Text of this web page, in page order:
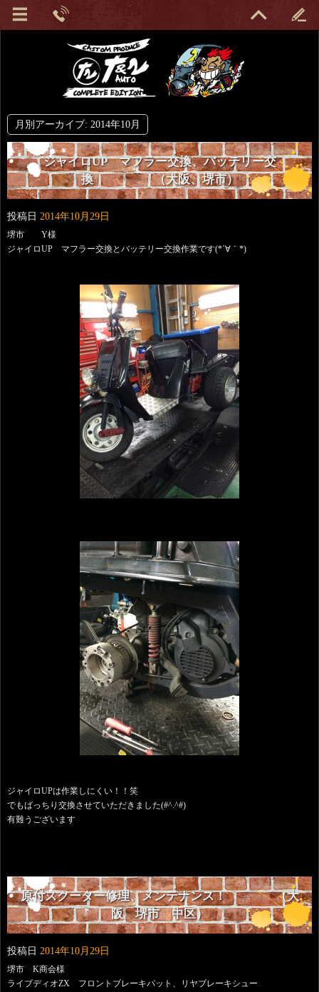
月別アーカイブ: 2014年10月
ジャイロUP マフラー交換、バッテリー交
換 （大阪、堺市）
投稿日 2014年10月29日
堺市 Y様
ジャイロUP マフラー交換とバッテリー交換作業です(*´∀｀*)
ジャイロUPは作業しにくい！！笑
でもばっちり交換させていただきました(#^.^#)
有難うございます
原付スクーター修理、メンテナンス！ （大
阪 堺市 中区）
投稿日 2014年10月29日
堺市 K商会様
ライブディオZX フロントブレーキパット、リヤブレーキシュー